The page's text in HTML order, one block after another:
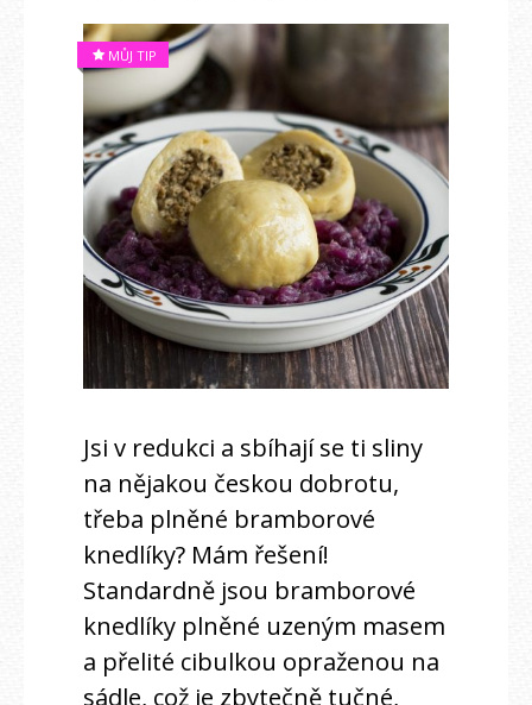
MŮJ TIP
Jsi v redukci a sbíhají se ti sliny
na nějakou českou dobrotu,
třeba plněné bramborové
knedlíky? Mám řešení!
Standardně jsou bramborové
knedlíky plněné uzeným masem
a přelité cibulkou opraženou na
sádle, což je zbytečně tučné,